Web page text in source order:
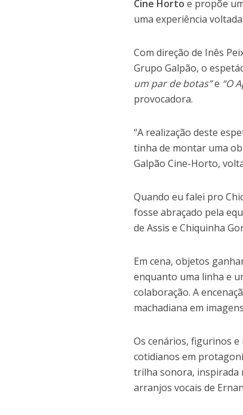
Cine Horto e propõe
uma experiência
Com direção de Inês
Grupo Galpão, o
um par de botas”e “O
provocadora.
“A realização deste
tinha de montar uma
Galpão Cine-Horto,
Quando eu falei pro
fosse abraçado pela
de Assis e Chiquinha
Em cena, objetos
enquanto uma linha e
colaboração. A
machadiana em
Os cenários, figurinos
cotidianos em
trilha sonora, inspirada
arranjos vocais de